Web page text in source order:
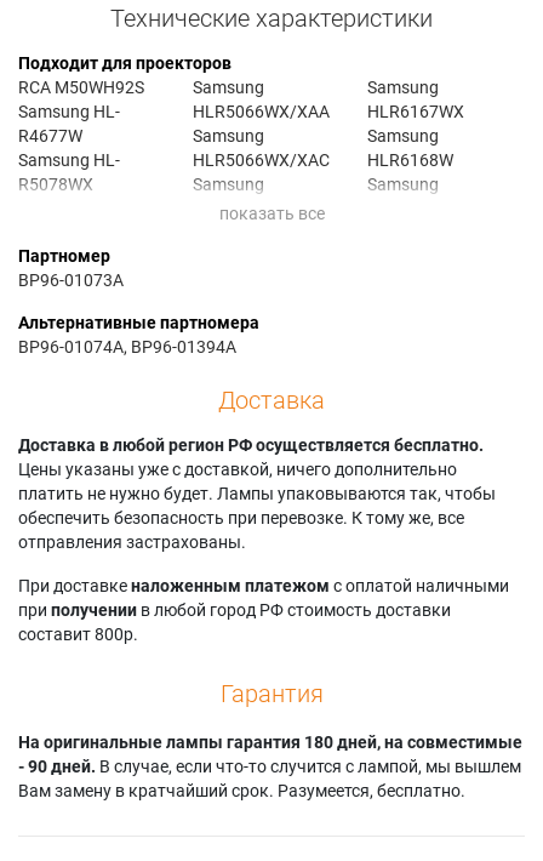
Технические характеристики
Подходит для проекторов
RCA M50WH92S
Samsung HL-
R4677W
Samsung HL-
R5078WX
Samsung HL-
R5678W
R5688W
Samsung HL-
Samsung HL-
R6168W
Samsung HL-
R6178W
Samsung HL-
Samsung HL-
T5055WX/XAC
Samsung HL-
Samsung HL-
T7288WX/XAA
Samsung
Samsung
HLR5066WX/XAA
Samsung
HLR5066WX/XAC
Samsung
HLR5067W1X/XAA
Samsung
HLR5067WX/XAA
HLR5078W
HLR5078WX/XAA
Samsung
HLR5078WX/XAC
Samsung
HLR5656W
HLR5656WX
Samsung
HLR5662WX/XAC
HLR5667W1X/XAA
Samsung
HLR5667WAX/XAA
Samsung
HLR6167WX
Samsung
HLR6168W
Samsung
Samsung PT50DL14
Samsung
PT50DL14X/SMS
Samsung SP-
46L6HV
Samsung SP-
50L6HX
Samsung SP-
56L6HX
Партномер
BP96-01073A
Альтернативные партномера
BP96-01074A, BP96-01394A
Доставка
Доставка в любой регион РФ осуществляется бесплатно.
Цены указаны уже с доставкой, ничего дополнительно
платить не нужно будет. Лампы упаковываются так, чтобы
обеспечить безопасность при перевозке. К тому же, все
отправления застрахованы.
При доставкеналоженным платежом с оплатой наличными
при получении в любой город РФ стоимость доставки
составит 800р.
Гарантия
На оригинальные лампы гарантия 180 дней, на совместимые
- 90 дней. В случае, если что-то случится с лампой, мы вышлем
Вам замену в кратчайший срок. Разумеется, бесплатно.